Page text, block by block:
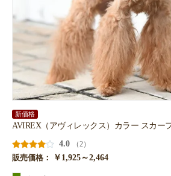
新価格
AVIREX（アヴィレックス）カラー スカ
4.0
（2）
販売価格：
￥1,925～2,464